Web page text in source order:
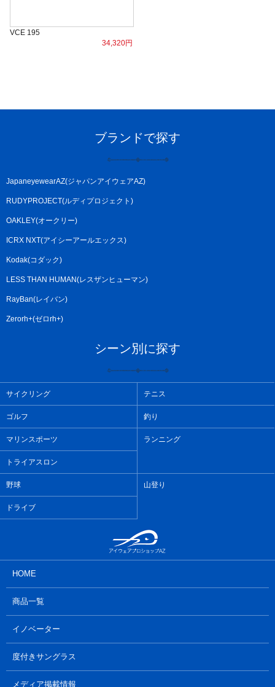
VCE 195
34,320円
ブランドで探す
JapaneyewearAZ(ジャパンアイウェアAZ)
RUDYPROJECT(ルディプロジェクト)
OAKLEY(オークリー)
ICRX NXT(アイシーアールエックス)
Kodak(コダック)
LESS THAN HUMAN(レスザンヒューマン)
RayBan(レイバン)
Zerorh+(ゼロrh+)
シーン別に探す
サイクリング
ゴルフ
マリンスポーツ
トライアスロン
テニス
釣り
ランニング
野球 山登り
ドライブ
HOME
商品一覧
イノベーター
度付きサングラス
メディア掲載情報